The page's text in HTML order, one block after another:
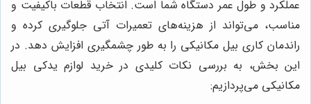
عملکرد و طول عمر دستگاه شما است. انتخاب قطعات باکیفیت و
مناسب، می‌تواند از هزینه‌های تعمیرات آتی جلوگیری کرده و
راندمان کاری بیل مکانیکی را به طور چشمگیری افزایش دهد. در
این بخش، به بررسی نکات کلیدی در خرید لوازم یدکی بیل
مکانیکی می‌پردازیم: